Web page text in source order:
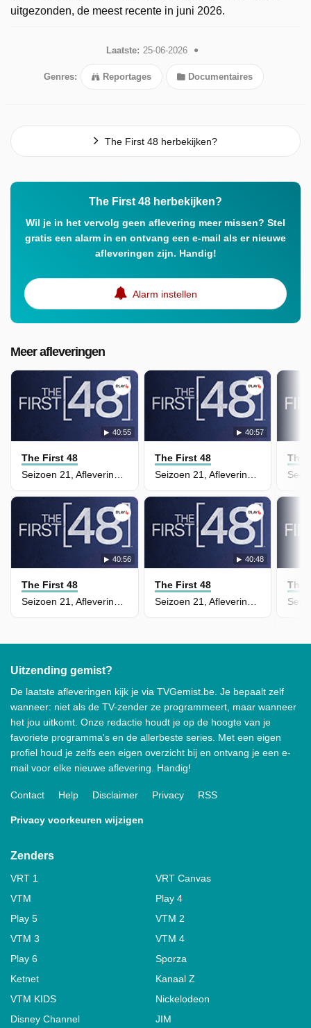
uitgezonden, de meest recente in juni 2026.
Laatste: 25-06-2026
Genres: Reportages Documentaires
The First 48 herbekijken?
The First 48 herbekijken?
Wil je in het vervolg geen aflevering meer missen? Stel
gratis een alarm in en ontvang een e-mail als er nieuwe
afleveringen zijn. Handig!
Alarm instellen
Meer afleveringen
40:55
The First 48
Seizoen 21, Aflevering 17 - Lost Boys
40:57
The First 48
Seizoen 21, Aflevering 16 - End Of The Road
40:56
The First 48
40:48
The First 48
The
The
Uitzending gemist?
De laatste afleveringen kijk je via TVGemist.be. Je bepaalt zelf
wanneer: niet als de TV-zender ze programmeert, maar wanneer
het jou uitkomt. Onze redactie houdt je op de hoogte van je
favoriete programma's en de allerbeste series. Met een eigen
profiel houd je zelfs een eigen overzicht bij en ontvang je een e-
mail voor elke nieuwe aflevering. Handig!
Contact Help Disclaimer Privacy RSS
Privacy voorkeuren wijzigen
Zenders
VRT 1
VRT Canvas
VTM
Play 4
Play 5
VTM 2
VTM 3
VTM 4
Play 6
Sporza
Ketnet
Kanaal Z
VTM KIDS
Nickelodeon
Disney Channel
JIM